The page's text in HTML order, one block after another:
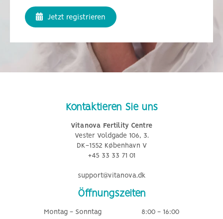
Jetzt registrieren
Kontaktieren Sie uns
Vitanova Fertility Centre
Vester Voldgade 106, 3.
DK-1552 København V
+45 33 33 71 01
support@vitanova.dk
Öffnungszeiten
Montag - Sonntag
8:00 - 16:00